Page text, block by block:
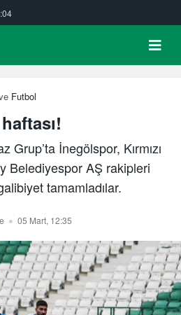
Futbol
Grup’ta İnegölspor, Kırmızı
Belediyespor AŞ rakipleri
tamamladılar.
05 Mart, 12:35